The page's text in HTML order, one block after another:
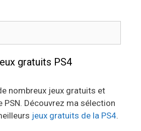
gratuits PS4
nombreux jeux gratuits et
PSN. Découvrez ma sélection
jeux gratuits de la PS4.